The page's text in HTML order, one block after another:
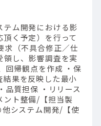
テム開発における影
く予定）を行って
求（不具合修正／仕
領し、影響調査を実
回帰観点を作成 ・保
果を反映した最小
品質担保 ・リリース
ント整備/【担当製
システム開発/【使